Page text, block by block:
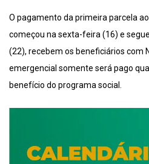
O pagamento da primeira parcela
começou na sexta-feira (16) e
(22), recebem os beneficiários com
emergencial somente será pago
benefício do programa social.